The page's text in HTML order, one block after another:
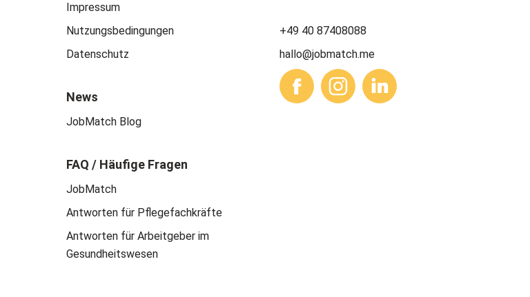
Impressum
Nutzungsbedingungen
Datenschutz
News
JobMatch Blog
FAQ / Häufige Fragen
JobMatch
Antworten für Pflegefachkräfte
Antworten für Arbeitgeber im
Gesundheitswesen
+49 40 87408088
hallo@jobmatch.me